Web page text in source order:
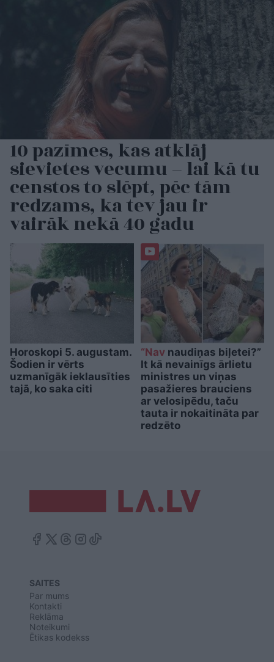
10 pazīmes, kas atklāj
sievietes vecumu – lai kā tu
censtos to slēpt, pēc tām
redzams, ka tev jau ir
vairāk nekā 40 gadu
Horoskopi 5. augustam.
Šodien ir vērts
uzmanīgāk ieklausīties
tajā, ko saka citi
“Nav naudiņas biļetei?”
It kā nevainīgs ārlietu
ministres un viņas
pasažieres brauciens
ar velosipēdu, taču
tauta ir nokaitināta par
redzēto
SAITES
Par mums
Kontakti
Reklāma
Noteikumi
Ētikas kodekss